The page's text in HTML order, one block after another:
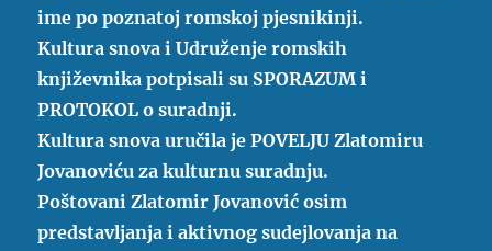
ime po poznatoj romskoj pjesnikinji.
Kultura snova i Udruženje romskih
književnika potpisali su SPORAZUM i
PROTOKOL o suradnji.
Kultura snova uručila je POVELJU Zlatomiru
Jovanoviću za kulturnu suradnju.
Poštovani Zlatomir Jovanović osim
predstavljanja i aktivnog sudejlovanja na